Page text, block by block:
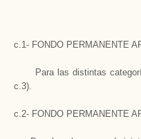
c.1- FONDO PERMANENTE
Para las distintas
c.3).
c.2- FONDO PERMANENTE